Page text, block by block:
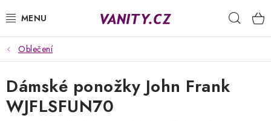
na
KABELKY
SPODNÍ PRÁDLO
PUNČOCHY
Oblečení
Dámské ponožky John Frank
WJFLSFUN70